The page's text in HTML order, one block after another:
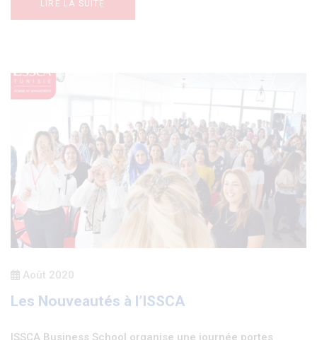
LIRE LA SUITE
Août 2020
Les Nouveautés à l’ISSCA
ISSCA Business School organise une journée portes